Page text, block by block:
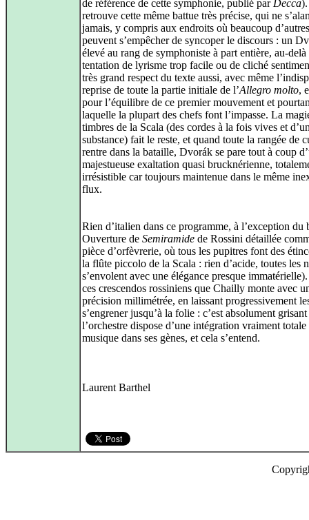
de référence de cette symphonie, publié par Decca
retrouve cette même battue très précise, qui ne
jamais, y compris aux endroits où beaucoup
peuvent s’empêcher de syncoper le discours : un
élevé au rang de symphoniste à part entière, au-delà
tentation de lyrisme trop facile ou de cliché
très grand respect du texte aussi, avec même
reprise de toute la partie initiale de l’Allegro molto,
pour l’équilibre de ce premier mouvement et
laquelle la plupart des chefs font l’impasse. La
timbres de la Scala (des cordes à la fois vives et
substance) fait le reste, et quand toute la rangée de
rentre dans la bataille, Dvorák se pare tout à coup
majestueuse exaltation quasi brucknérienne,
irrésistible car toujours maintenue dans le même
flux.
Rien d’italien dans ce programme, à l’exception du
Ouverture de Semiramide de Rossini détaillée
pièce d’orfèvrerie, où tous les pupitres font des
la flûte piccolo de la Scala : rien d’acide, toutes les
s’envolent avec une élégance presque
ces crescendos rossiniens que Chailly monte avec
précision millimétrée, en laissant progressivement
s’engrener jusqu’à la folie : c’est absolument
l’orchestre dispose d’une intégration vraiment totale
musique dans ses gènes, et cela s’entend.
Laurent Barthel